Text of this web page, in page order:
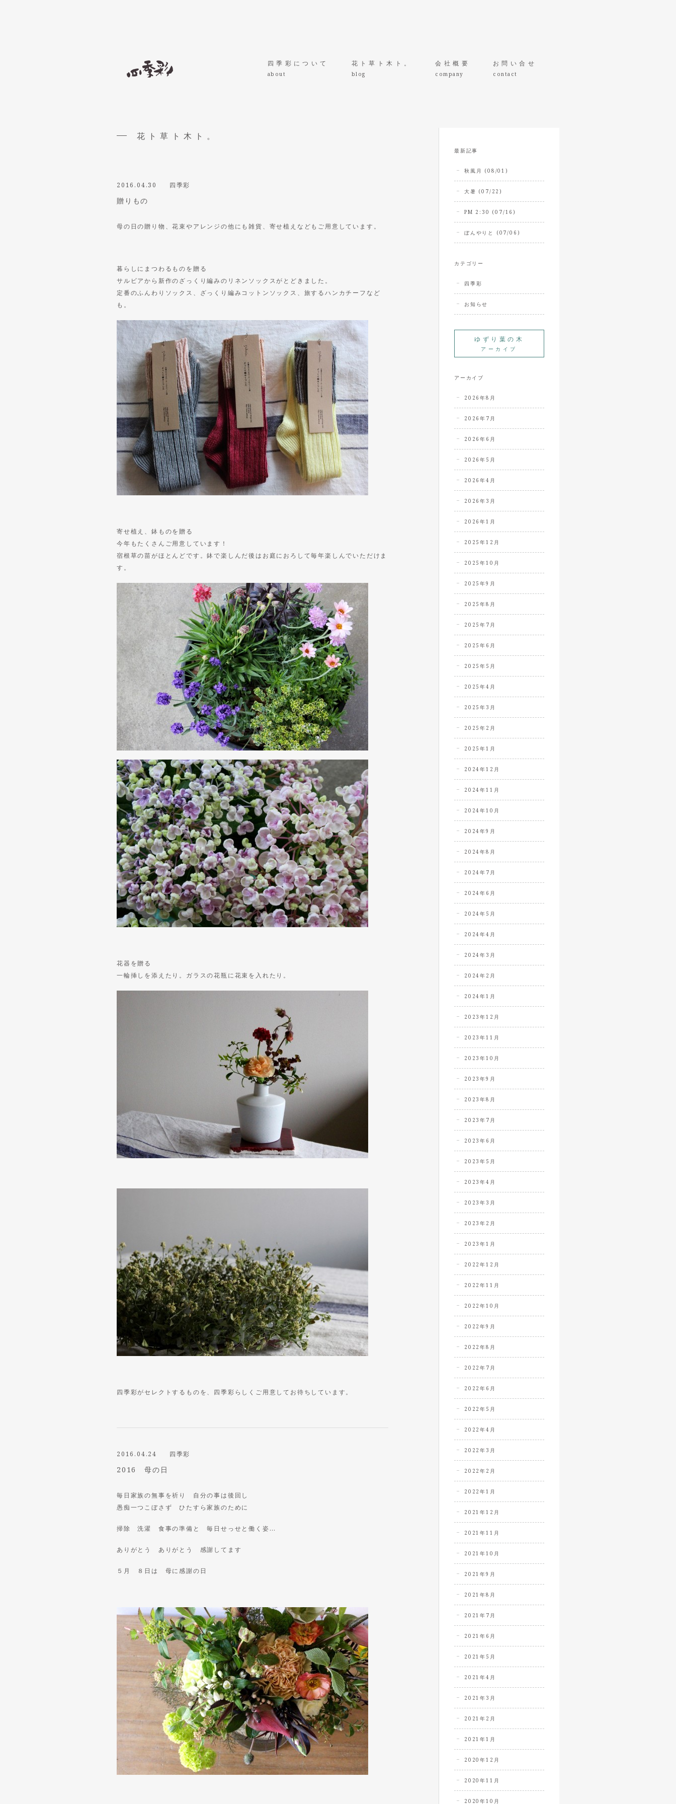
四季彩について
about
花ト草ト木ト。
blog
会社概要
company
お問い合せ
contact
花ト草ト木ト。
2016.04.30 四季彩
贈りもの
母の日の贈り物、花束やアレンジの他にも雑貨、寄せ植えなどもご用意しています。
暮らしにまつわるものを贈る
サルビアから新作のざっくり編みのリネンソックスがとどきました。
定番のふんわりソックス、ざっくり編みコットンソックス、旅するハンカチーフなど
も。
寄せ植え、鉢ものを贈る
今年もたくさんご用意しています！
宿根草の苗がほとんどです。鉢で楽しんだ後はお庭におろして毎年楽しんでいただけま
す。
花器を贈る
一輪挿しを添えたり。ガラスの花瓶に花束を入れたり。
四季彩がセレクトするものを、四季彩らしくご用意してお待ちしています。
2016.04.24 四季彩
2016 母の日
毎日家族の無事を祈り 自分の事は後回し
愚痴一つこぼさず ひたすら家族のために
掃除 洗濯 食事の準備と 毎日せっせと働く姿…
ありがとう ありがとう 感謝してます
５月 ８日は 母に感謝の日
最新記事
秋風月 (08/01)
大暑 (07/22)
PM 2:30 (07/16)
ぼんやりと (07/06)
カテゴリー
四季彩
お知らせ
ゆずり葉の木
アーカイブ
アーカイブ
2026年8月
2026年7月
2026年6月
2026年5月
2026年4月
2026年3月
2026年1月
2025年12月
2025年10月
2025年9月
2025年8月
2025年7月
2025年6月
2025年5月
2025年4月
2025年3月
2025年2月
2025年1月
2024年12月
2024年11月
2024年10月
2024年9月
2024年8月
2024年7月
2024年6月
2024年5月
2024年4月
2024年3月
2024年2月
2024年1月
2023年12月
2023年11月
2023年10月
2023年9月
2023年8月
2023年7月
2023年6月
2023年5月
2023年4月
2023年3月
2023年2月
2023年1月
2022年12月
2022年11月
2022年10月
2022年9月
2022年8月
2022年7月
2022年6月
2022年5月
2022年4月
2022年3月
2022年2月
2022年1月
2021年12月
2021年11月
2021年10月
2021年9月
2021年8月
2021年7月
2021年6月
2021年5月
2021年4月
2021年3月
2021年2月
2021年1月
2020年12月
2020年11月
2020年10月